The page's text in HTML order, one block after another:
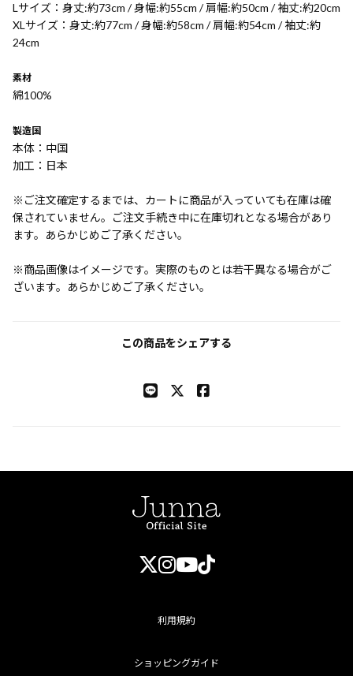
Lサイズ：身丈:約73cm / 身幅:約55cm / 肩幅:約50cm / 袖丈:約20cm
XLサイズ：身丈:約77cm / 身幅:約58cm / 肩幅:約54cm / 袖丈:約
24cm
素材
綿100%
製造国
本体：中国
加工：日本
※ご注文確定するまでは、カートに商品が入っていても在庫は確
保されていません。ご注文手続き中に在庫切れとなる場合があり
ます。あらかじめご了承ください。
※商品画像はイメージです。実際のものとは若干異なる場合がご
ざいます。あらかじめご了承ください。
この商品をシェアする
利用規約
ショッピングガイド